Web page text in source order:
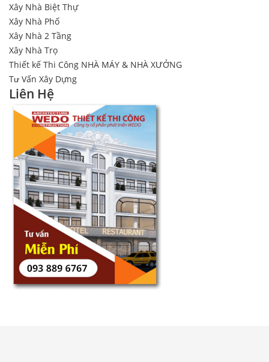
Xây Nhà Biệt Thự
Xây Nhà Phố
Xây Nhà 2 Tầng
Xây Nhà Trọ
Thiết kế Thi Công NHÀ MÁY & NHÀ XƯỞNG
Tư Vấn Xây Dựng
Liên Hệ